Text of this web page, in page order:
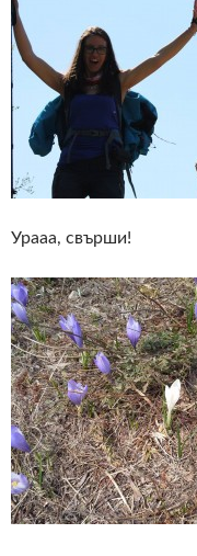
Урааа, свърши!